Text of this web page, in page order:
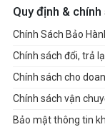
Quy định & chính
Chính Sách Bảo
Chính sách đổi, trả
Chính sách cho
Chính sách vận
Bảo mật thông tin